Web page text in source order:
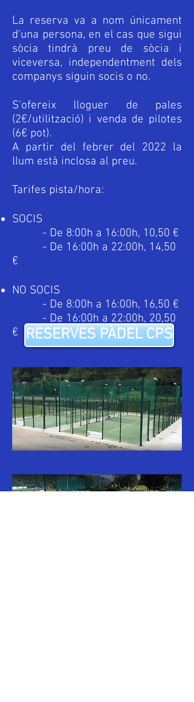
La reserva va a nom únicament
d'una persona, en el cas que sigui
sòcia tindrà preu de sòcia i
viceversa, independentment dels
companys siguin socis o no.
S'ofereix lloguer de pales
(2€/utilització) i venda de pilotes
(6€ pot).
A partir del febrer del 2022 la
llum està inclosa al preu.
Tarifes pista/hora:
SOCIS
- De 8:00h a 16:00h, 10,50 €
- De 16:00h a 22:00h, 14,50
€
NO SOCIS
- De 8:00h a 16:00h, 16,50 €
- De 16:00h a 22:00h, 20,50
€ RESERVES PÀDEL CPS